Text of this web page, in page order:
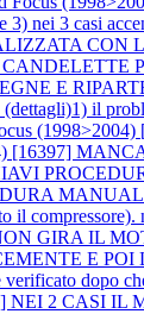
nei 3 casi
CON
CANDELETTE
E
il
[16397]
GIRA IL
E POI
dopo
NEI 2 CASI